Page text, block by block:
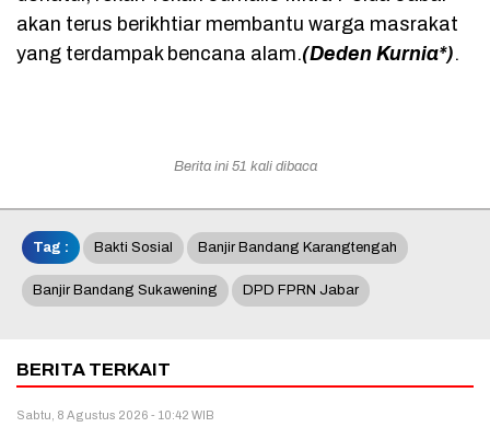
akan terus berikhtiar membantu warga masrakat
yang terdampak bencana alam.(Deden Kurnia*).
Berita ini 51 kali dibaca
Tag : Bakti Sosial Banjir Bandang Karangtengah
Banjir Bandang Sukawening DPD FPRN Jabar
BERITA TERKAIT
Sabtu, 8 Agustus 2026 - 10:42 WIB